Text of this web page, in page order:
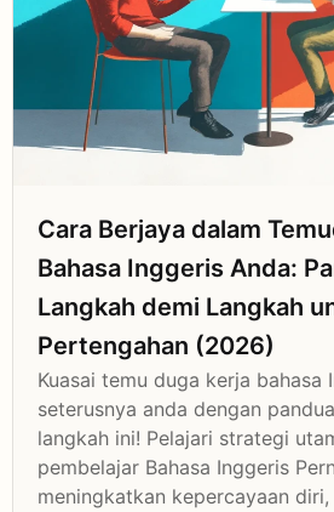
Cara Berjaya dalam
Bahasa Inggeris Anda:
Langkah demi Langkah
Pertengahan (2026)
Kuasai temu duga kerja bahasa
seterusnya anda dengan
langkah ini! Pelajari strategi
pembelajar Bahasa Inggeris
meningkatkan kepercayaan